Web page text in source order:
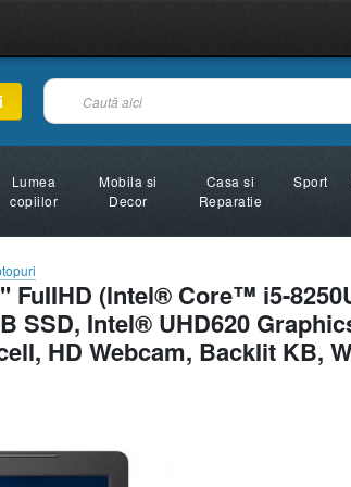
Lumea
copiilor
Mobila si
Decor
Casa si
Reparatie
Sport
FuIIHD (lntel® Core™ i5-
SSD, Intel® UHD620
HD Webcam, BackIit KB,